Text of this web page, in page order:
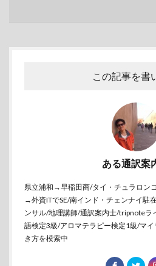
この記事を書
ある通訳案
県立浦和→早稲田商/タイ・チュラロン
→外資ITでSE/南インド・チェンナイ駐
ンサル/地理講師/通訳案内士/tripnoteラ
語検定3級/アロマテラピー検定1級/マ
き方を模索中